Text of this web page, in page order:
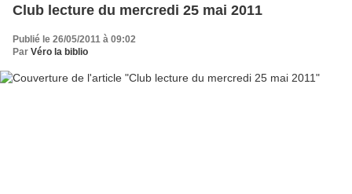
Club lecture du mercredi 25 mai 2011
Publié le 26/05/2011 à 09:02
Par Véro la biblio